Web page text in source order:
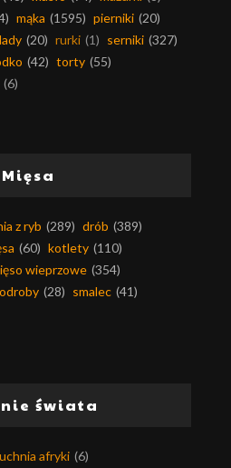
mąka (1595) pierniki (20)
(20) rurki (1) serniki (327)
(42) torty (55)
(6)
Mięsa
z ryb (289) drób (389)
(60) kotlety (110)
wieprzowe (354)
(28) smalec (41)
świata
afryki (6)